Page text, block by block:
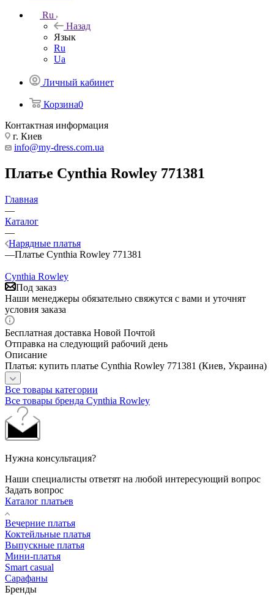
Ru
Назад
Язык
Ru
Ua
Личный кабинет
Корзина0
Контактная информация
г. Киев
info@my-dress.com.ua
Платье Cynthia Rowley 771381
Главная
—
Каталог
—
Нарядные платья
—Платье Cynthia Rowley 771381
Cynthia Rowley
Под заказ
Наши менеджеры обязательно свяжутся с вами и уточнят
условия заказа
Бесплатная доставка Новой Почтой
Отправка на следующий рабочий день
Описание
Платья: купить платье Cynthia Rowley 771381 (Киев, Украина)
Все товары категории
Все товары бренда Cynthia Rowley
Нужна консультация?
Наши специалисты ответят на любой интересующий вопрос
Задать вопрос
Каталог платьев
Вечерние платья
Коктейльные платья
Выпускные платья
Мини-платья
Smart casual
Сарафаны
Бренды